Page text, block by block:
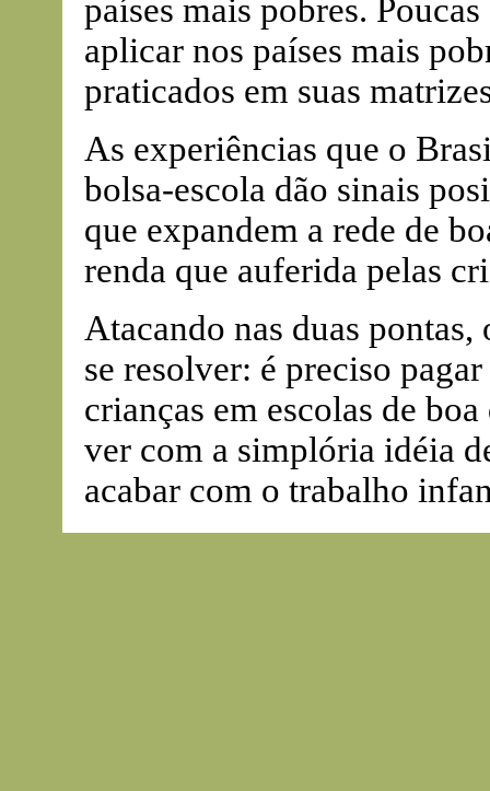
países mais pobres.
aplicar nos países mais
praticados em suas
As experiências que o
bolsa-escola dão sinais
que expandem a rede de
renda que auferida pelas
Atacando nas duas
se resolver: é preciso
crianças em escolas de
ver com a simplória idéia
acabar com o trabalho